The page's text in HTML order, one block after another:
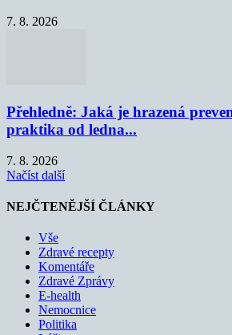
7. 8. 2026
Přehledně: Jaká je hrazená
praktika od ledna...
7. 8. 2026
Načíst další
NEJČTENĚJŠÍ ČLÁNKY
Vše
Zdravé recepty
Komentáře
Zdravé Zprávy
E-health
Nemocnice
Politika